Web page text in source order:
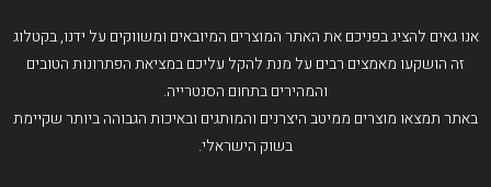
אנו גאים להציג בפניכם את האתר המוצרים המיובאים ומשווקים על ידנו, בקטלוג
זה הושקעו מאמצים רבים על מנת להקל עליכם במציאת הפתרונות הטובים
והמהירים בתחום הסנטרייה.
באתר תמצאו מוצרים ממיטב היצרנים והמותגים ובאיכות הגבוהה ביותר שקיימת
בשוק הישראלי.